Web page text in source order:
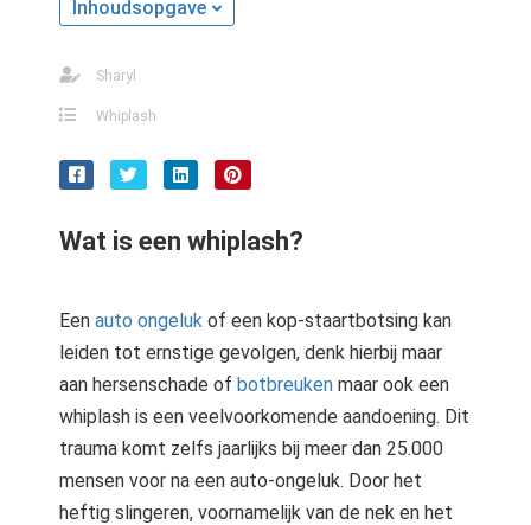
Inhoudsopgave
Sharyl
Whiplash
Wat is een whiplash?
Een auto ongeluk of een kop-staartbotsing kan
leiden tot ernstige gevolgen, denk hierbij maar
aan hersenschade of botbreuken maar ook een
whiplash is een veelvoorkomende aandoening. Dit
trauma komt zelfs jaarlijks bij meer dan 25.000
mensen voor na een auto-ongeluk. Door het
heftig slingeren, voornamelijk van de nek en het